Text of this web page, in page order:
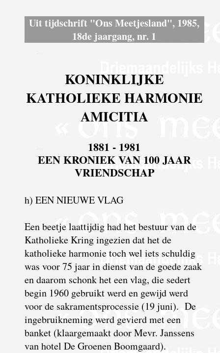
Uit tijdschrift "Ons Meetjesland", 1985,
18de jaargang, nr. 1
KONINKLIJKE
KATHOLIEKE HARMONIE
AMICITIA
1881 - 1981
EEN KRONIEK VAN 100 JAAR
VRIENDSCHAP
h) EEN NIEUWE VLAG
Een beetje laattijdig had het bestuur van de
Katholieke Kring ingezien dat het de
katholieke harmonie toch wel iets schuldig
was voor 75 jaar in dienst van de goede zaak
en daarom schonk het een vlag, die sedert
begin 1960 gebruikt werd en gewijd werd
voor de sakramentsprocessie (19 juni). De
ingebruikneming werd gevierd met een
banket (klaargemaakt door Mevr. Janssens
van hotel De Groenen Boomgaard).